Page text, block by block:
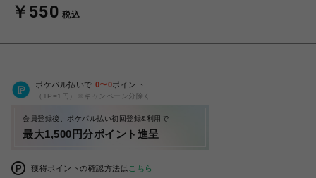
￥550 税込
ポケパル払いで 0〜0ポイント
（1P=1円）※キャンペーン分除く
会員登録後、ポケパル払い初回登録&利用で
最大1,500円分ポイント進呈
獲得ポイントの確認方法は こちら